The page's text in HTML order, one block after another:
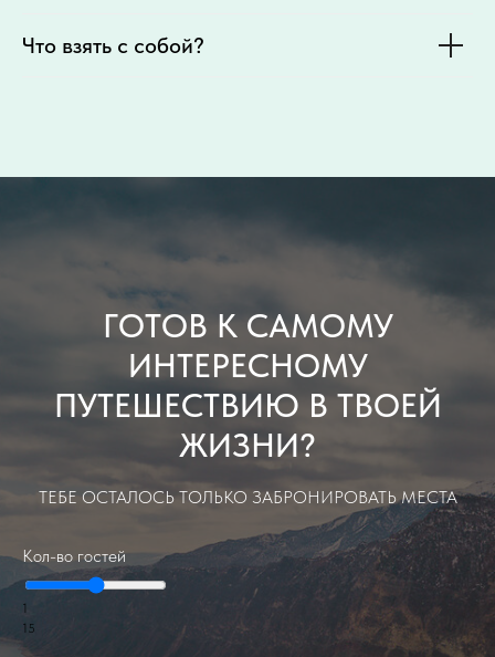
Что взять с собой?
ГОТОВ К САМОМУ
ИНТЕРЕСНОМУ
ПУТЕШЕСТВИЮ В ТВОЕЙ
ЖИЗНИ?
ТЕБЕ ОСТАЛОСЬ ТОЛЬКО ЗАБРОНИРОВАТЬ МЕСТА
Кол-во гостей
1
15